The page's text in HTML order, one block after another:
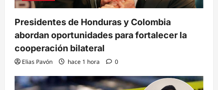
Presidentes de Honduras y Colombia
abordan oportunidades para fortalecer la
cooperación bilateral
Elias Pavón hace 1 hora 0